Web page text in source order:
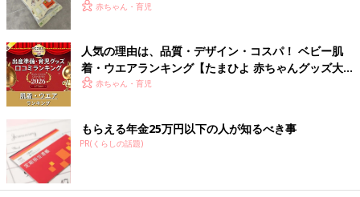
赤ちゃん・育児
人気の理由は、品質・デザイン・コスパ！ ベビー肌
着・ウエアランキング【たまひよ 赤ちゃんグッズ大
賞2026】
赤ちゃん・育児
もらえる年金25万円以下の人が知るべき事
PR(くらしの話題)